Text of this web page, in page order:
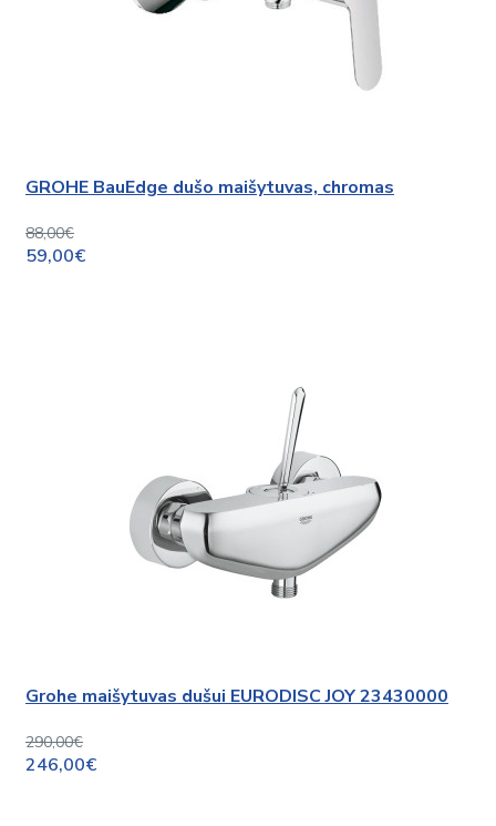
GROHE BauEdge dušo maišytuvas, chromas
88,00€
59,00€
Grohe maišytuvas dušui EURODISC JOY 23430000
290,00€
246,00€